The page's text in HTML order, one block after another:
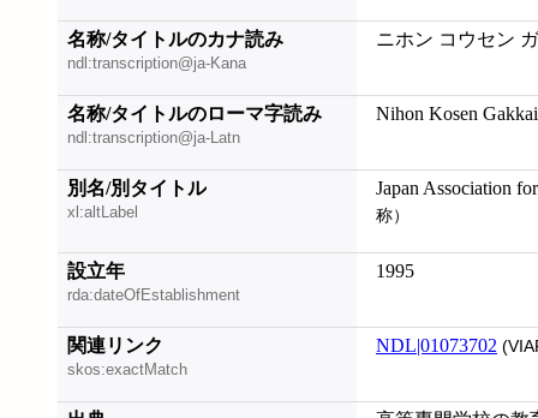
名称/タイトルのカナ読み
ndl:transcription@ja-Kana
ニホン コウセン
名称/タイトルのローマ字読み
ndl:transcription@ja-Latn
Nihon Kosen Gakkai
別名/別タイトル
xl:altLabel
Japan Association
称）
設立年
rda:dateOfEstablishment
1995
関連リンク
skos:exactMatch
NDL|01073702